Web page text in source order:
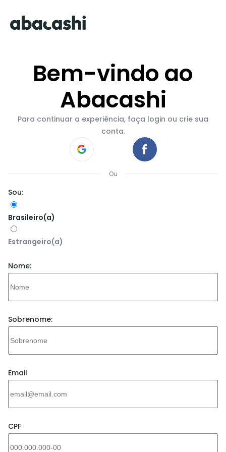
Bem-vindo ao
Abacashi
Para continuar a experiência, faça login ou crie sua
conta.
Ou
Sou:
Brasileiro(a)
Estrangeiro(a)
Nome:
Sobrenome:
Email
CPF